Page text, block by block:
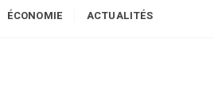
ÉCONOMIE ACTUALITÉS